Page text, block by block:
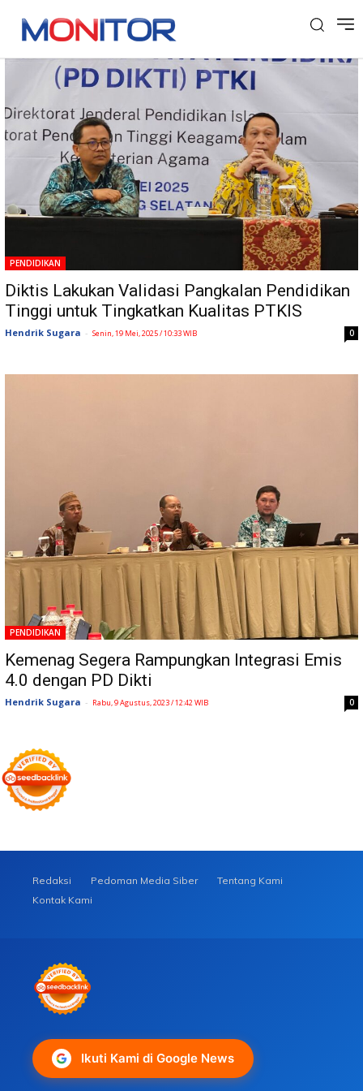
Tag: PD Dikti
PENDIDIKAN
Diktis Lakukan Validasi Pangkalan Pendidikan
Tinggi untuk Tingkatkan Kualitas PTKIS
Hendrik Sugara - Senin, 19 Mei, 2025 / 10:33 WIB 0
PENDIDIKAN
Kemenag Segera Rampungkan Integrasi Emis
4.0 dengan PD Dikti
Hendrik Sugara - Rabu, 9 Agustus, 2023 / 12:42 WIB 0
Redaksi Pedoman Media Siber
Tentang Kami
Kontak Kami
Ikuti Kami di Google News